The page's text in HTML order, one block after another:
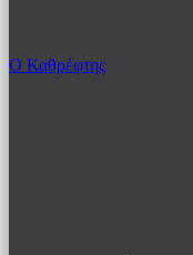
Ο Καθρέφτης